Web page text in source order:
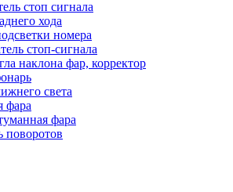
стоп сигнала
хода
номера
стоп-сигнала
наклона фар, корректор
света
фара
фара
поворотов